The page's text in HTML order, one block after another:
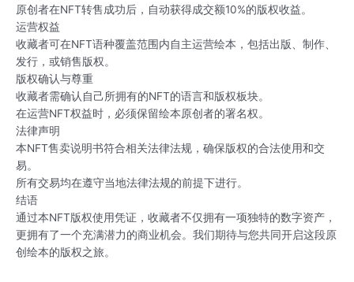
原创者在NFT转售成功后，自动获得成交额10%的版权收益。
运营权益
收藏者可在NFT语种覆盖范围内自主运营绘本，包括出版、制作、
发行，或销售版权。
版权确认与尊重
收藏者需确认自己所拥有的NFT的语言和版权板块。
在运营NFT权益时，必须保留绘本原创者的署名权。
法律声明
本NFT售卖说明书符合相关法律法规，确保版权的合法使用和交
易。
所有交易均在遵守当地法律法规的前提下进行。
结语
通过本NFT版权使用凭证，收藏者不仅拥有一项独特的数字资产，
更拥有了一个充满潜力的商业机会。我们期待与您共同开启这段原
创绘本的版权之旅。